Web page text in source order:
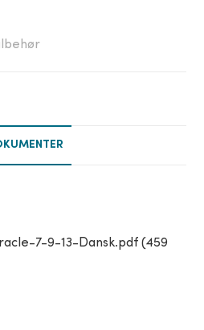
7-9-13-Dansk.pdf (459